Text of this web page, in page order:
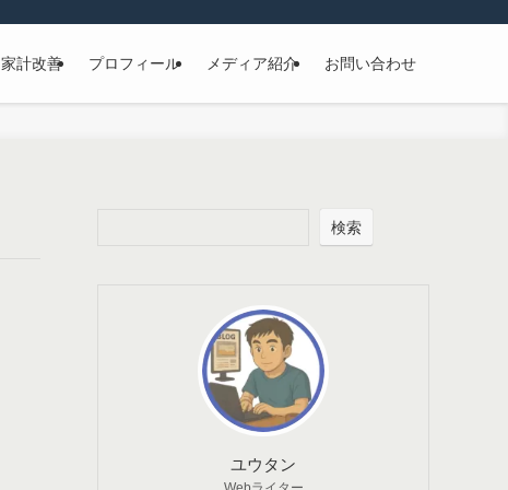
家計改善 プロフィール メディア紹介 お問い合わせ
検索
ユウタン